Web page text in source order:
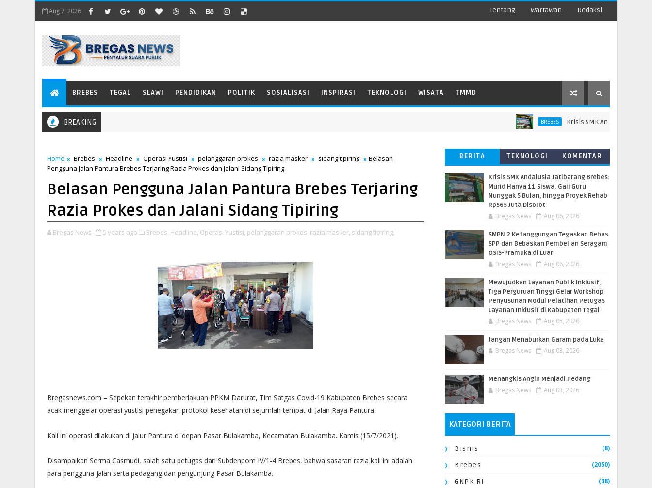
Aug 7, 2026 Tentang Wartawan Redaksi
BREBES TEGAL SLAWI PENDIDIKAN POLITIK SOSIALISASI INSPIRASI TEKNOLOGI WISATA TMMD
BREAKING BREBES Krisis SMK Andalusia Jatibarang
Home Brebes Headline Operasi Yustisi pelanggaran prokes razia masker sidang tipiring
Belasan
Pengguna Jalan Pantura Brebes Terjaring Razia Prokes dan Jalani Sidang Tipiring
Belasan Pengguna Jalan Pantura Brebes Terjaring
Razia Prokes dan Jalani Sidang Tipiring
Bregas News 5 years ago Brebes, Headline, Operasi Yustisi, pelanggaran prokes, razia masker, sidang tipiring,
Bregasnews.com – Sepekan terakhir pemberlakuan PPKM Darurat, Tim Satgas Covid-19 Kabupaten Brebes secara
acak menggelar operasi yustisi penegakan protokol kesehatan di sejumlah tempat di Jalan Raya Pantura.
Kali ini operasi dilakukan di Jalur Pantura di depan Pasar Bulakamba, Kecamatan Bulakamba. Kamis (15/7/2021).
Disampaikan Serma Casmudi, salah satu petugas dari Subdenpom IV/1-4 Brebes, bahwa sasaran razia kali ini adalah
para pengguna jalan serta pedagang dan pengunjung Pasar Bulakamba.
BERITA
TERBARU
TEKNOLOGI
KOMENTAR
Krisis SMK Andalusia Jatibarang Brebes:
Murid Hanya 11 Siswa, Gaji Guru
Nunggak 5 Bulan, hingga Proyek Rehab
Rp565 Juta Disorot
Bregas News Aug 06, 2026
SMPN 2 Ketanggungan Tegaskan Bebas
SPP dan Bebaskan Pembelian Seragam
OSIS-Pramuka di Luar
Bregas News Aug 06, 2026
​Mewujudkan Layanan Publik Inklusif,
Tiga Perguruan Tinggi Gelar Workshop
Penyusunan Modul Pelatihan Petugas
Layanan Inklusif di Kabupaten Tegal
Bregas News Aug 05, 2026
Jangan Menaburkan Garam pada Luka
Bregas News Aug 03, 2026
Menangkis Angin Menjadi Pedang
Bregas News Aug 03, 2026
KATEGORI BERITA
Bisnis (8)
Brebes (2050)
GNPK RI (38)